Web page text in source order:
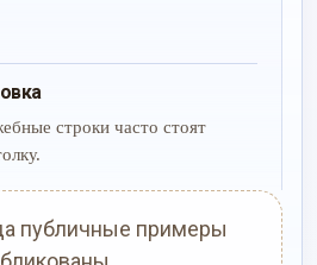
строки часто стоят
публичные примеры